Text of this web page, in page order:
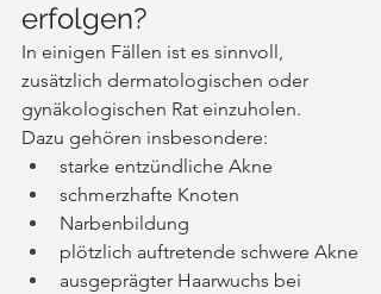
erfolgen?
In einigen Fällen ist es sinnvoll,
zusätzlich dermatologischen oder
gynäkologischen Rat einzuholen.
Dazu gehören insbesondere:
starke entzündliche Akne
schmerzhafte Knoten
Narbenbildung
plötzlich auftretende schwere Akne
ausgeprägter Haarwuchs bei